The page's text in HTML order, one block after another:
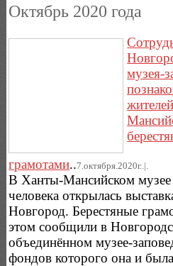
Октябрь 2020 года
музея-
грамотами..7.октября.2020г..|.
В Ханты-Мансийском
человека открылась
Новгород. Берестяные
этом сообщили в
объединённом музее-
фондов которого она и